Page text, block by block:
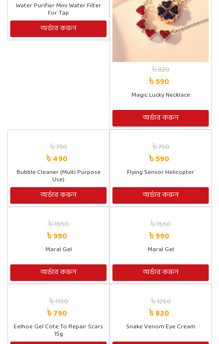
Water Purifier Mini Water Filter
For Tap
অর্ডার করুন
৳ 590
৳ 820
Magic Lucky Necklace
অর্ডার করুন
৳ 490
৳ 750
Bubble Cleaner (Multi Purpose
Use)
অর্ডার করুন
৳ 590
৳ 750
Flying Sensor Helicopter
অর্ডার করুন
৳ 990
৳ 1550
Maral Gel
অর্ডার করুন
৳ 990
৳ 1550
Maral Gel
অর্ডার করুন
৳ 790
৳ 1150
Eelhoe Gel Cote To Repair Scars
15g
৳ 820
৳ 1260
Snake Venom Eye Cream